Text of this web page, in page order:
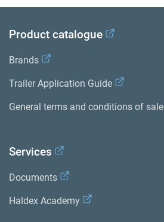
Product catalogue
Brands
Trailer Application Guide
General terms and conditions of sale
Services
Documents
Haldex Academy